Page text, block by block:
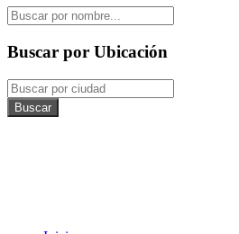
Buscar por Ubicación
Buscar